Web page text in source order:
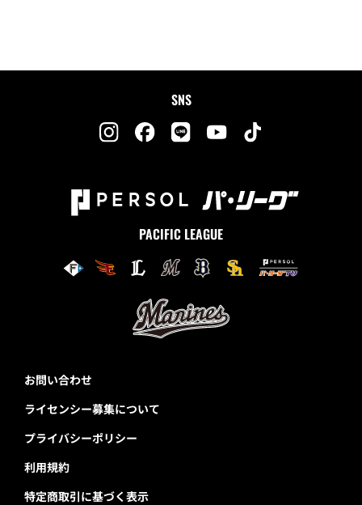
SNS
PACIFIC LEAGUE
お問い合わせ
ライセンシー募集について
プライバシーポリシー
利用規約
特定商取引に基づく表示